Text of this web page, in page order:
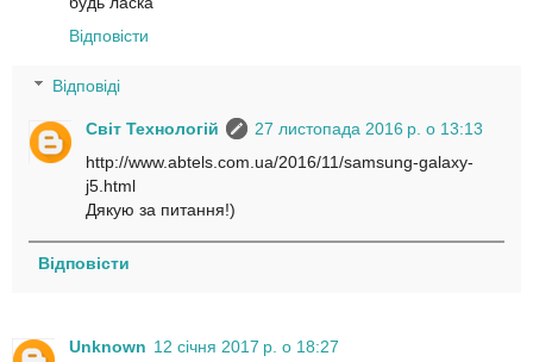
Відповісти
Відповіді
Світ Технологій
27 листопада 2016 р. о 13:13
http://www.abtels.com.ua/2016/11/samsung-galaxy-
j5.html
Дякую за питання!)
Відповісти
Unknown 12 січня 2017 р. о 18:27